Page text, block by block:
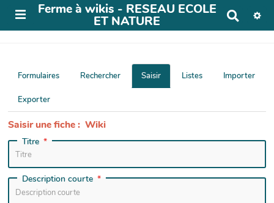
Ferme à wikis - RESEAU ECOLE
ET NATURE
r
Formulaires Rechercher Saisir Listes Importer
Exporter
Saisir une fiche : Wiki
Titre
Description courte